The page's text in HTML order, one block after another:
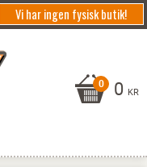
Vi har ingen fysisk butik!
0 KR